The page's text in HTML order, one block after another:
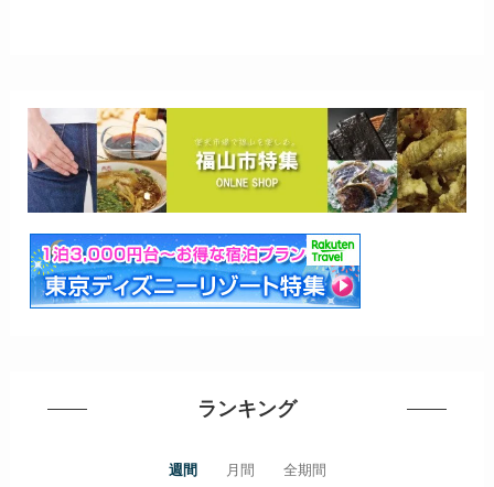
ランキング
週間 月間 全期間